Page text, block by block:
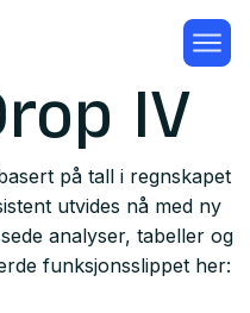
IV
på tall i regnskapet
utvides nå med ny
analyser, tabeller og
funksjonsslippet her: